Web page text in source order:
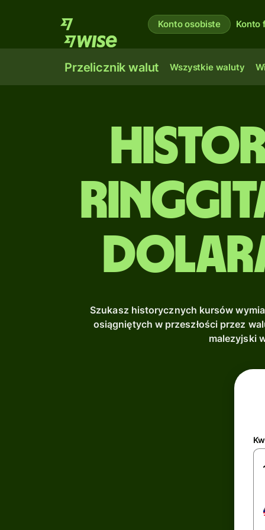
Konto osobiste Konto
Przelicznik walut Wszystkie waluty
Szukasz historycznych kursów
osiągniętych w przeszłości przez
malezyjski